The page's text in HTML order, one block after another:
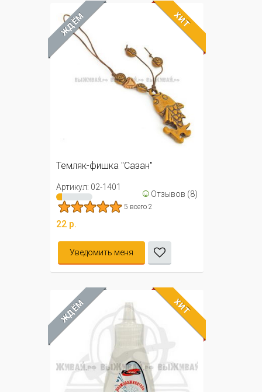
ЖДЁМ ХИТ
Темляк-фишка "Сазан"
Артикул: 02-1401 ☺ Отзывов (8)
5 всего 2
22 р.
Уведомить меня
ЖДЁМ ХИТ